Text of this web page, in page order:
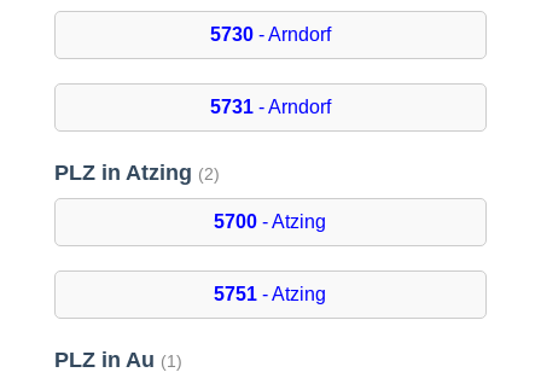
5730- Arndorf
5731- Arndorf
PLZ in Atzing (2)
5700 - Atzing
5751 - Atzing
PLZ in Au (1)